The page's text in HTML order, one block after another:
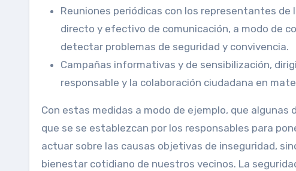
Reuniones periódicas con los representantes de
directo y efectivo de comunicación, a modo de
detectar problemas de seguridad y convivencia.
Campañas informativas y de sensibilización,
responsable y la colaboración ciudadana en
Con estas medidas a modo de ejemplo, que
que se se establezcan por los responsables para
actuar sobre las causas objetivas de inseguridad,
bienestar cotidiano de nuestros vecinos. La